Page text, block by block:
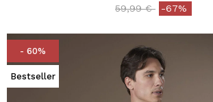
Price reduced from
59,99 €to-67%
- 60%
Bestseller